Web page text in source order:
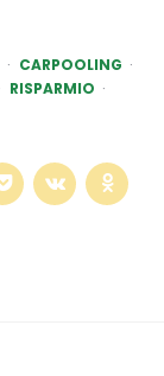
CARPOOLING
RISPARMIO